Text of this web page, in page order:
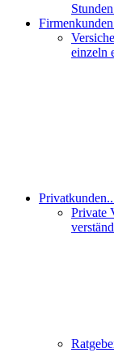
Firmenkunden
einzeln
Privatkunden
Private